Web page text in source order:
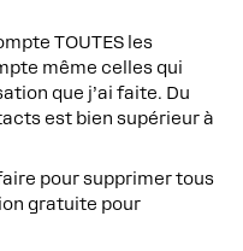
TOUTES les
même celles qui
que j’ai faite. Du
est bien supérieur à
pour supprimer tous
gratuite pour